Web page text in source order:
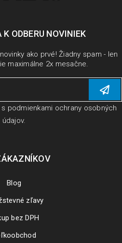
ODBERU NOVINIEK
ako prvé! Žiadny spam - len
maximálne 2x mesačne.
podmienkami ochrany osobných
údajov.
Blog
zľavy
bez DPH